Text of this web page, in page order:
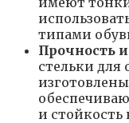
типами
Прочность
стельки для
и стойкость